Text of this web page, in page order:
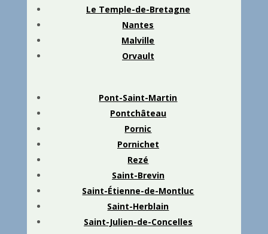
Le Temple-de-Bretagne
Nantes
Malville
Orvault
Pont-Saint-Martin
Pontchâteau
Pornic
Pornichet
Rezé
Saint-Brevin
Saint-Étienne-de-Montluc
Saint-Herblain
Saint-Julien-de-Concelles